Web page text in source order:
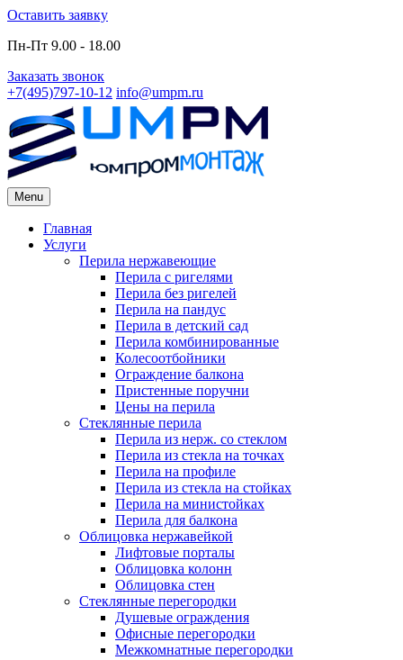
Skip
content
Оставить заявку
Пн-Пт 9.00 - 18.00
Заказать звонок
+7(495)797-10-12 info@umpm.ru
Menu
Primary
Menu
Главная
Услуги
Перила нержавеющие
Перила с ригелями
Перила без ригелей
Перила на пандус
Перила в детский сад
Перила комбинированные
Колесоотбойники
Ограждение балкона
Пристенные поручни
Цены на перила
Стеклянные перила
Перила из нерж. со стеклом
Перила из стекла на точках
Перила на профиле
Перила из стекла на стойках
Перила на министойках
Перила для балкона
Облицовка нержавейкой
Лифтовые порталы
Облицовка колонн
Облицовка стен
Стеклянные перегородки
Душевые ограждения
Офисные перегородки
Межкомнатные перегородки